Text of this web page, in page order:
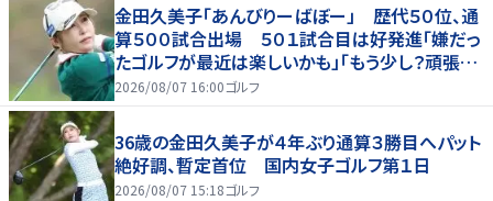
金田久美子「あんびりーばぼー」 歴代５０位、通
算５００試合出場 ５０１試合目は好発進「嫌だっ
たゴルフが最近は楽しいかも」「もう少し？頑張り
たいな」
2026/08/07 16:00ゴルフ
36歳の金田久美子が４年ぶり通算３勝目へパット
絶好調、暫定首位 国内女子ゴルフ第１日
2026/08/07 15:18ゴルフ